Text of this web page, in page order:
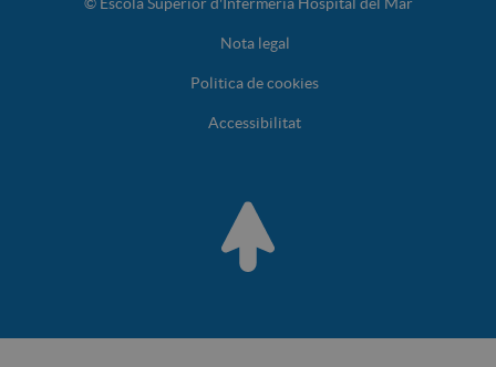
Nota legal
Politica de cookies
Accessibilitat